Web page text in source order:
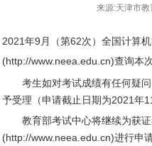
来源:天津市
2021年9月（第62次）全国计算
(http://www.neea.edu.cn)查询本
考生如对考试成绩有任何疑问
予受理（申请截止日期为2021年
教育部考试中心将继续为获证
(http://www.neea.edu.cn)进行申